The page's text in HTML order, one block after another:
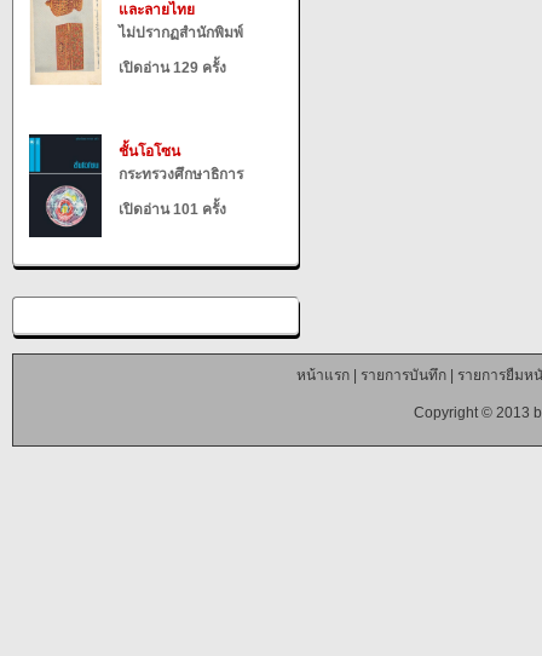
และลายไทย
ไม่ปรากฏสำนักพิมพ์
เปิดอ่าน 129 ครั้ง
ชั้นโอโซน
กระทรวงศึกษาธิการ
เปิดอ่าน 101 ครั้ง
หน้าแรก| รายการบันทึก| รายการยืมห
Copyright © 2013